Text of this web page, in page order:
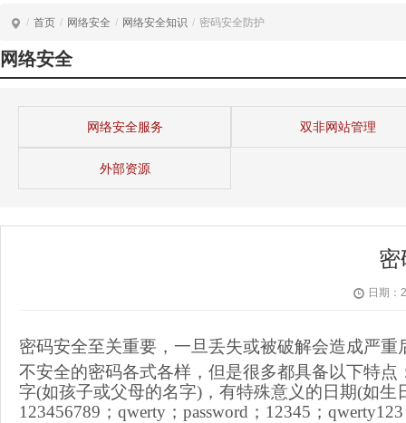
/ 首页 / 网络安全 / 网络安全知识 / 密码安全防护
网络安全
网络安全服务 双非网站管理
外部资源
密
日期：
密码安全至关重要，一旦丢失或被破解会造成严重
不安全的密码各式各样，但是很多都具备以下特
字(如孩子或父母的名字)，有特殊意义的日期(如
123456789；qwerty；password；12345；